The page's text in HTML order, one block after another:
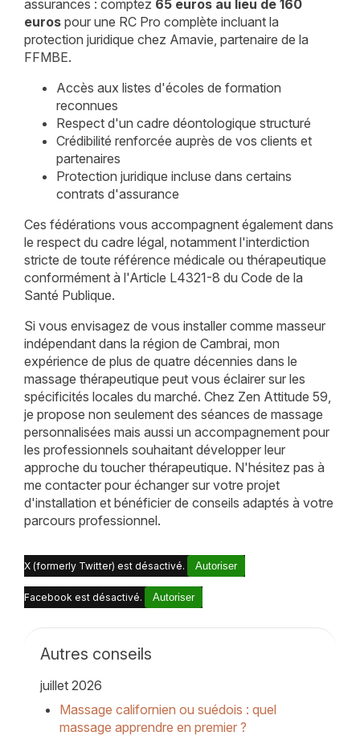
assurances : comptez 65 euros au lieu de 160
eurospour une RC Pro complète incluant la
protection juridique chez Amavie, partenaire de la
FFMBE.
Accès aux listes d'écoles de formation
reconnues
Respect d'un cadre déontologique structuré
Crédibilité renforcée auprès de vos clients et
partenaires
Protection juridique incluse dans certains
contrats d'assurance
Ces fédérations vous accompagnent également dans
le respect du cadre légal, notamment l'interdiction
stricte de toute référence médicale ou thérapeutique
conformément à l'Article L4321-8 du Code de la
Santé Publique.
Si vous envisagez de vous installer comme masseur
indépendant dans la région de Cambrai, mon
expérience de plus de quatre décennies dans le
massage thérapeutique peut vous éclairer sur les
spécificités locales du marché. Chez Zen Attitude 59,
je propose non seulement des séances de massage
personnalisées mais aussi un accompagnement pour
les professionnels souhaitant développer leur
approche du toucher thérapeutique. N'hésitez pas à
me contacter pour échanger sur votre projet
d'installation et bénéficier de conseils adaptés à votre
parcours professionnel.
X (formerly Twitter) est désactivé. Autoriser
Facebook est désactivé. Autoriser
Autres conseils
juillet 2026
Massage californien ou suédois : quel
massage apprendre en premier ?